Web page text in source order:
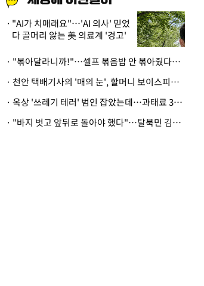
"AI가 치매래요"…'AI 의사' 믿었
다 골머리 앓는 美 의료계 '경고'
· "볶아달라니까!"…셀프 볶음밥 안 볶아줬다고 사장 폭행한 손님
· 천안 택배기사의 '매의 눈', 할머니 보이스피싱 피해 막아
· 옥상 '쓰레기 테러' 범인 잡았는데…과태료 3만원 처분에 숙박업주 허탈
· "바지 벗고 앞뒤로 돌아야 했다"…탈북민 김서아, 기쁨조 검사 수치심 회상